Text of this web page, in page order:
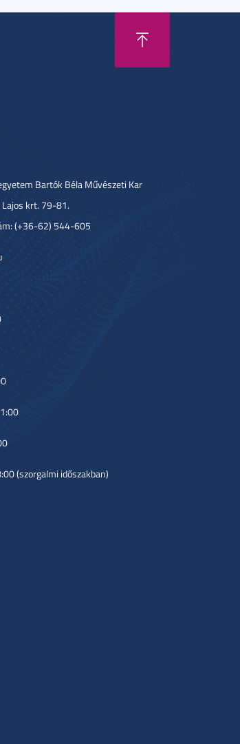
Bartók Béla Művészeti Kar
Lajos krt. 79-81.
(+36-62) 544-605
(szorgalmi időszakban)